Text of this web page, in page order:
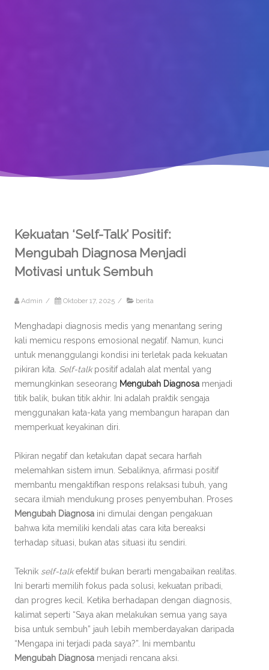
Kekuatan ‘Self-Talk’ Positif:
Mengubah Diagnosa Menjadi
Motivasi untuk Sembuh
Admin / Oktober 17, 2025 / berita
Menghadapi diagnosis medis yang menantang sering
kali memicu respons emosional negatif. Namun, kunci
untuk menanggulangi kondisi ini terletak pada kekuatan
pikiran kita. Self-talkpositif adalah alat mental yang
memungkinkan seseorang Mengubah Diagnosa menjadi
titik balik, bukan titik akhir. Ini adalah praktik sengaja
menggunakan kata-kata yang membangun harapan dan
memperkuat keyakinan diri.
Pikiran negatif dan ketakutan dapat secara harfiah
melemahkan sistem imun. Sebaliknya, afirmasi positif
membantu mengaktifkan respons relaksasi tubuh, yang
secara ilmiah mendukung proses penyembuhan. Proses
Mengubah Diagnosa ini dimulai dengan pengakuan
bahwa kita memiliki kendali atas cara kita bereaksi
terhadap situasi, bukan atas situasi itu sendiri.
Teknik self-talkefektif bukan berarti mengabaikan realitas.
Ini berarti memilih fokus pada solusi, kekuatan pribadi,
dan progres kecil. Ketika berhadapan dengan diagnosis,
kalimat seperti “Saya akan melakukan semua yang saya
bisa untuk sembuh” jauh lebih memberdayakan daripada
“Mengapa ini terjadi pada saya?”. Ini membantu
Mengubah Diagnosa menjadi rencana aksi.